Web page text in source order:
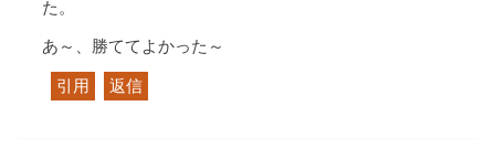
た。
あ～、勝ててよかった～
引用 返信